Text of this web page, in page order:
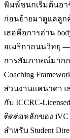
พิมพ์ชนกเริ่มต้นอา
ก่อนย้ายมาดูแลลูกค้
เธอคือการอ่าน
อเมริกาถนนวิทยุ
การสัมภาษณ์มากก
Coaching
ส่วนงานแคนาดา เ
กับ ICCRC-
ติดต่อหลักของ iVC
สำหรับ Student